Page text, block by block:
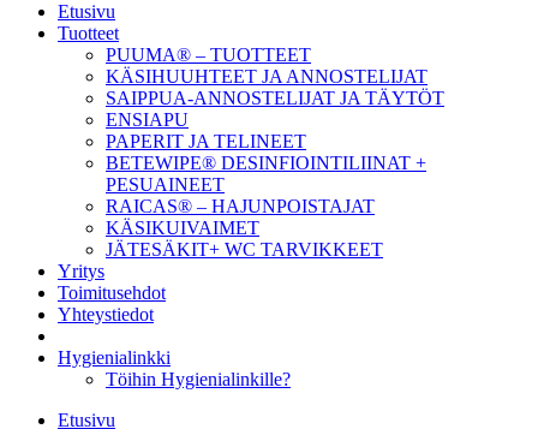
Etusivu
Tuotteet
PUUMA® – TUOTTEET
KÄSIHUUHTEET JA ANNOSTELIJAT
SAIPPUA-ANNOSTELIJAT JA TÄYTÖT
ENSIAPU
PAPERIT JA TELINEET
BETEWIPE® DESINFIOINTILIINAT +
PESUAINEET
RAICAS® – HAJUNPOISTAJAT
KÄSIKUIVAIMET
JÄTESÄKIT+ WC TARVIKKEET
Yritys
Toimitusehdot
Yhteystiedot
Hygienialinkki
Töihin Hygienialinkille?
Etusivu